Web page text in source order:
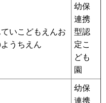
いこどもえんお
うちえん
幼保
連携
型認
定こ
ども
園
幼保
連携